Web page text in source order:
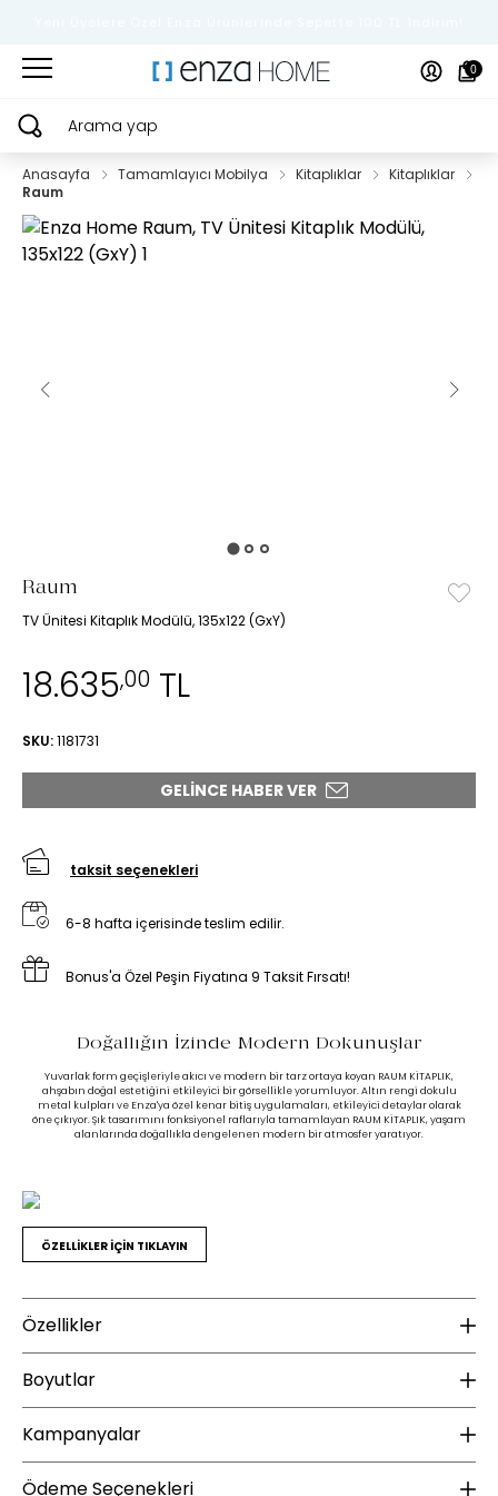
0
Arama yap
Anasayfa Tamamlayıcı Mobilya Kitaplıklar
Kitaplıklar
Raum
Raum
TV Ünitesi Kitaplık Modülü, 135x122 (GxY)
18.635,00 TL
SKU:1181731
GELINCE HABER VER
taksit seçenekleri
6-8 hafta içerisinde teslim edilir.
Bonus'a Özel Peşin Fiyatına 9 Taksit Fırsatı!
Doğallığın İzinde Modern Dokunuşlar
Yuvarlak form geçişleriyle akıcı ve modern bir tarz ortaya koyan RAUM KİTAPLIK,
ahşabın doğal estetiğini etkileyici bir görsellikle yorumluyor. Altın rengi dokulu
metal kulpları ve Enza'ya özel kenar bitiş uygulamaları, etkileyici detaylar olarak
öne çıkıyor. Şık tasarımını fonksiyonel raflarıyla tamamlayan RAUM KİTAPLIK, yaşam
alanlarında doğallıkla dengelenen modern bir atmosfer yaratıyor.
ÖZELLİKLER İÇİN TIKLAYIN
Özellikler
Gövde Malzeme Bilgisi :
Endüstriyel Ahşap
Kapak Malzeme Bilgisi :
Kapak Mekanizması :
Düz Menteşe
Kapak Sayısı(adet) :
Boyutlar
Yükseklik (mm) :
Kampanyalar
YENİ ÜYE KAMPANYASI
Ödeme Seçenekleri